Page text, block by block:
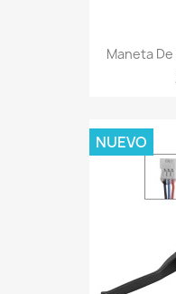
Maneta
NUEVO